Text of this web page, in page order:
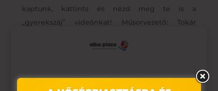
kaptunk, kattints és nézd meg te is a
„gyerekszáj” videónkat! Műsorvezető: Tokár
Alba Plaza csatornájára!
Ez az oldal sütiket használ